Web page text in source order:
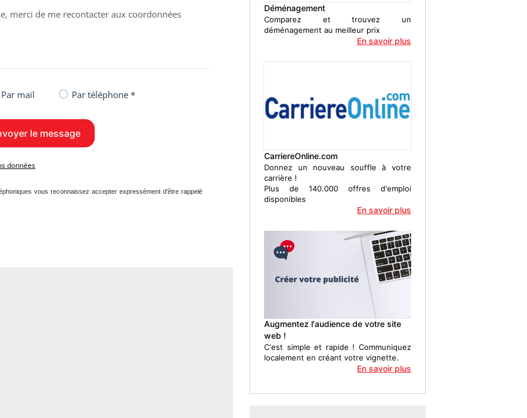
10 minutes à pied, facilitant ainsi les déplacements.
hôpitaux sont accessibles en seulement 5 minutes en
PRAT
Par mail Par téléphone *
données
vous reconnaissez accepter expressément d'être rappelé
Déménagement
Comparez et trouvez un
déménagement au meilleur prix
En savoir plus
CarriereOnline.com
Donnez un nouveau souffle à votre
carrière !
Plus de 140.000 offres d'emploi
disponibles
En savoir plus
Augmentez l'audience de votre site
web !
C'est simple et rapide ! Communiquez
localement en créant votre vignette.
En savoir plus